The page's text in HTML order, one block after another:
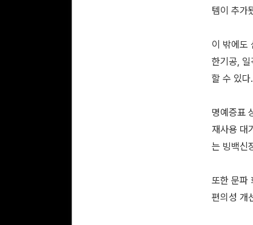
템이 추가
이 밖에도
한기공,
할 수 있다.
명예증표
재사용 대
는 빙백신
또한 문파
편의성 개